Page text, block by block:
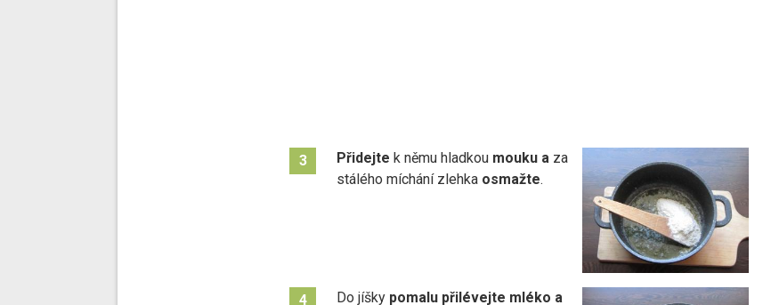
3 Přidejte k němu hladkoumouku a za
stálého míchání zlehka osmažte.
4 Do jíšky pomalu přilévejte mléko a